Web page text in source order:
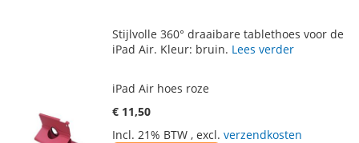
AAN
TE
Stijlvolle 360° draaibare tablethoes voor de
iPad Air. Kleur: bruin. Lees verder
iPad Air hoes roze
€ 11,50
Incl. 21% BTW , excl. verzendkosten